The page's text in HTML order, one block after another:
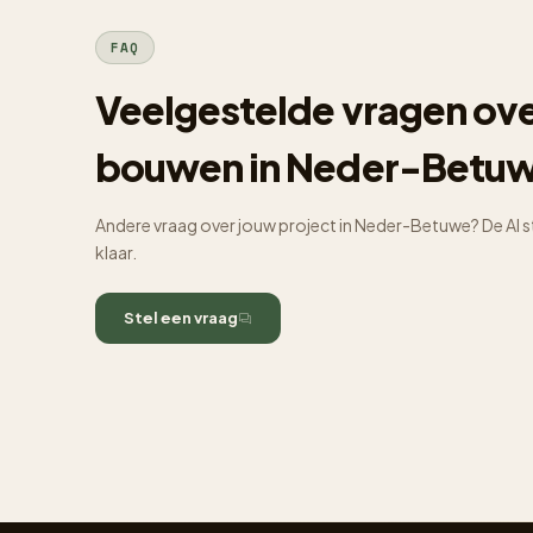
FAQ
Veelgestelde vragen
bouwen in Neder-
Andere vraag over jouw project in Neder-Betuwe? De AI
klaar.
Stel een vraag